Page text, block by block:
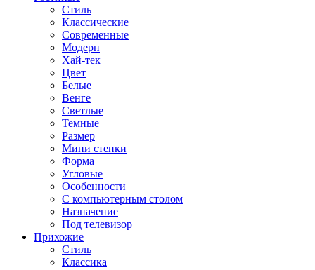
Стиль
Классические
Современные
Модерн
Хай-тек
Цвет
Белые
Венге
Светлые
Темные
Размер
Мини стенки
Форма
Угловые
Особенности
С компьютерным столом
Назначение
Под телевизор
Прихожие
Стиль
Классика